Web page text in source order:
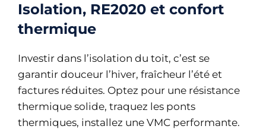
Isolation, RE2020 et confort
thermique
Investir dans l’isolation du toit, c’est se
garantir douceur l’hiver, fraîcheur l’été et
factures réduites. Optez pour une résistance
thermique solide, traquez les ponts
thermiques, installez une VMC performante.